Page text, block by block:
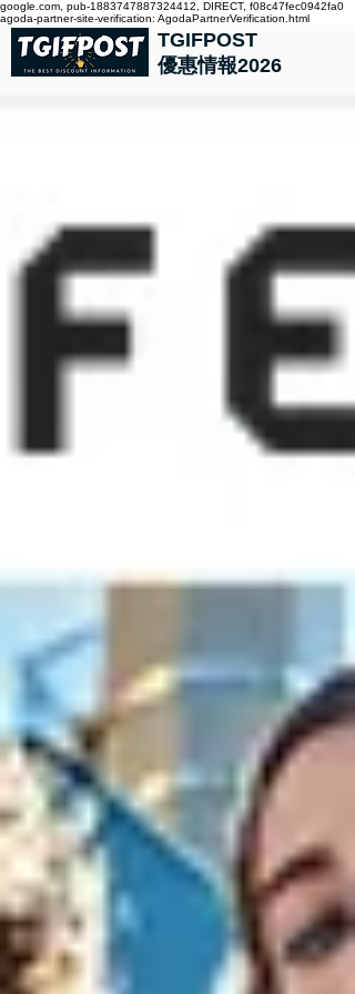
google.com, pub-1883747887324412, DIRECT, f08c47fec0942fa0
agoda-partner-site-verification: AgodaPartnerVerification.html
TGIFPOST
優惠情報2026